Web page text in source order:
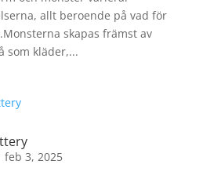
allt beroende på vad för
skapas främst av
som kläder,...
feb 3, 2025